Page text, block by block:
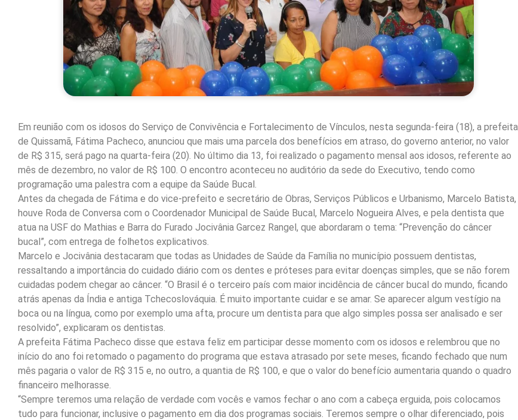
Em reunião com os idosos do Serviço de Convivência e Fortalecimento de Vínculos, nesta segunda-feira (18), a prefeita
de Quissamã, Fátima Pacheco, anunciou que mais uma parcela dos benefícios em atraso, do governo anterior, no valor
de R$ 315, será pago na quarta-feira (20). No último dia 13, foi realizado o pagamento mensal aos idosos, referente ao
mês de dezembro, no valor de R$ 100. O encontro aconteceu no auditório da sede do Executivo, tendo como
programação uma palestra com a equipe da Saúde Bucal.
Antes da chegada de Fátima e do vice-prefeito e secretário de Obras, Serviços Públicos e Urbanismo, Marcelo Batista,
houve Roda de Conversa com o Coordenador Municipal de Saúde Bucal, Marcelo Nogueira Alves, e pela dentista que
atua na USF do Mathias e Barra do Furado Jocivânia Garcez Rangel, que abordaram o tema: “Prevenção do câncer
bucal”, com entrega de folhetos explicativos.
Marcelo e Jocivânia destacaram que todas as Unidades de Saúde da Família no município possuem dentistas,
ressaltando a importância do cuidado diário com os dentes e próteses para evitar doenças simples, que se não forem
cuidadas podem chegar ao câncer. “O Brasil é o terceiro país com maior incidência de câncer bucal do mundo, ficando
atrás apenas da Índia e antiga Tchecoslováquia. É muito importante cuidar e se amar. Se aparecer algum vestígio na
boca ou na língua, como por exemplo uma afta, procure um dentista para que algo simples possa ser analisado e ser
resolvido”, explicaram os dentistas.
A prefeita Fátima Pacheco disse que estava feliz em participar desse momento com os idosos e relembrou que no
início do ano foi retomado o pagamento do programa que estava atrasado por sete meses, ficando fechado que num
mês pagaria o valor de R$ 315 e, no outro, a quantia de R$ 100, e que o valor do benefício aumentaria quando o quadro
financeiro melhorasse.
“Sempre teremos uma relação de verdade com vocês e vamos fechar o ano com a cabeça erguida, pois colocamos
tudo para funcionar, inclusive o pagamento em dia dos programas sociais. Teremos sempre o olhar diferenciado, pois